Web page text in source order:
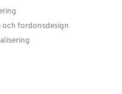
Italia
Nederland
fordonsdesign